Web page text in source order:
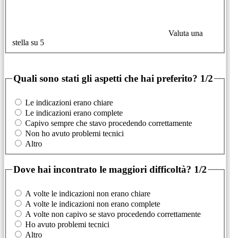
Valuta una
stella su 5
Quali sono stati gli aspetti che hai preferito? 1/2
Le indicazioni erano chiare
Le indicazioni erano complete
Capivo sempre che stavo procedendo correttamente
Non ho avuto problemi tecnici
Altro
Dove hai incontrato le maggiori difficoltà? 1/2
A volte le indicazioni non erano chiare
A volte le indicazioni non erano complete
A volte non capivo se stavo procedendo correttamente
Ho avuto problemi tecnici
Altro